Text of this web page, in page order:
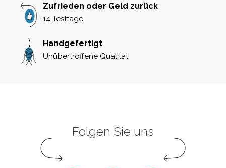
Zufrieden oder Geld zurück
14 Testtage
Handgefertigt
Unübertroffene Qualität
Folgen Sie uns